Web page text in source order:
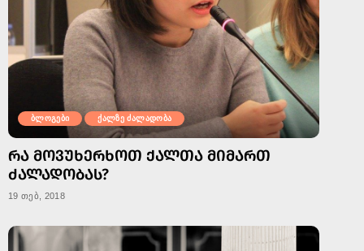
ბლოგები ქალზე ძალადობა
ᲠᲐ ᲛᲝᲕᲣᲮᲔᲠᲮᲝᲗ ᲥᲐᲚᲗᲐ ᲛᲘᲛᲐᲠᲗ
ᲫᲐᲚᲐᲓᲝᲑᲐᲡ?
19 თებ, 2018